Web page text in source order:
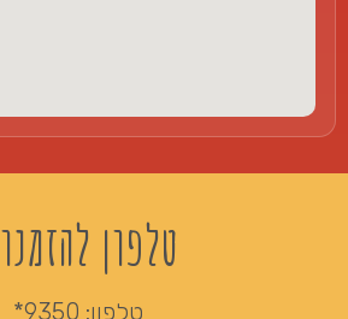
טלפון
טלפון: 9350*